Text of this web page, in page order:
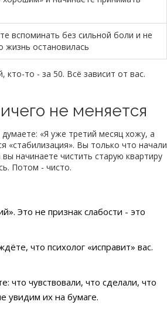
вспоминать без сильной боли и не
жизнь остановилась
кто-то - за 50. Всё зависит от вас.
не меняется
«Я уже третий месяц хожу, а
«стабилизация». Вы только что начали
начинаете чистить старую квартиру
Потом - чисто.
Это не признак слабости - это
что психолог «исправит» вас.
что чувствовали, что сделали, что
увидим их на бумаге.